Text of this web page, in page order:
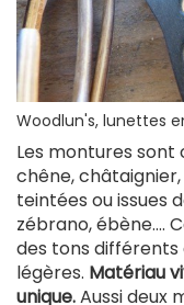
Woodlun's, lunettes
Les montures sont
chêne,
teintées ou issues
zébrano, ébène….
des tons
légères. Matériau
unique.Aussi deux